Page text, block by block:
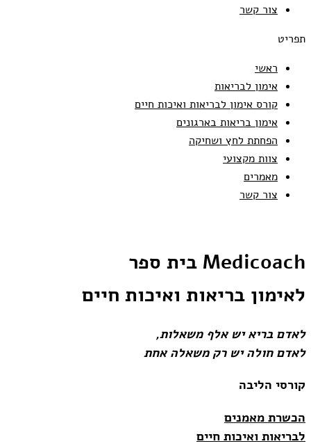
צור קשר
תפריט
ראשי
אימון לבריאות
קורס אימון לבריאות ואיכות חיים
אימון בריאות בארגונים
הפחתת לחץ ושחיקה
צוות מקצועי
מאמרים
צור קשר
Medicoach בית ספר
לאימון בריאות ואיכות חיים
לאדם בריא יש אלף משאלות,
לאדם חולה יש רק משאלה אחת
קורסי הליבה
הכשרת מאמנים
לבריאות ואיכות חיים